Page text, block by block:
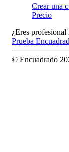
Crear una
Precio
¿Eres profesional
Prueba
© Encuadrado